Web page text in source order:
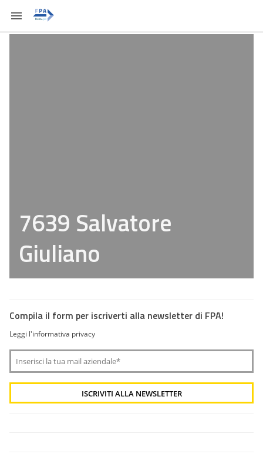
7639 Salvatore
Giuliano
Compila il form per iscriverti alla newsletter di FPA!
Leggi l'informativa privacy